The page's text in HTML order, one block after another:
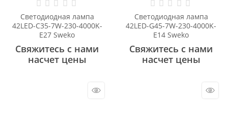
Светодиодная лампа
42LED-С35-7W-230-4000K-
E27 Sweko
Свяжитесь с нами
насчет цены
Светодиодная лампа
42LED-G45-7W-230-4000K-
E14 Sweko
Свяжитесь с нами
насчет цены